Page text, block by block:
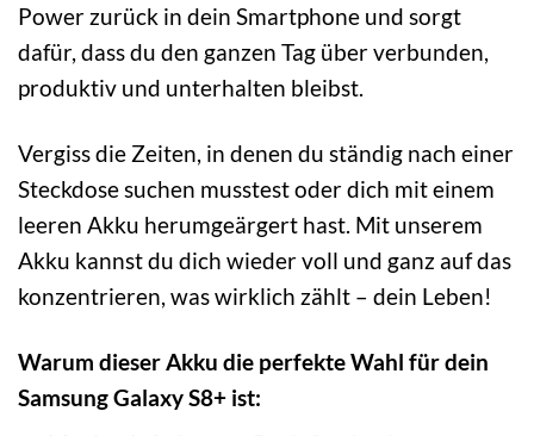
Power zurück in dein Smartphone und sorgt
dafür, dass du den ganzen Tag über verbunden,
produktiv und unterhalten bleibst.
Vergiss die Zeiten, in denen du ständig nach einer
Steckdose suchen musstest oder dich mit einem
leeren Akku herumgeärgert hast. Mit unserem
Akku kannst du dich wieder voll und ganz auf das
konzentrieren, was wirklich zählt – dein Leben!
Warum dieser Akku die perfekte Wahl für dein
Samsung Galaxy S8+ ist: